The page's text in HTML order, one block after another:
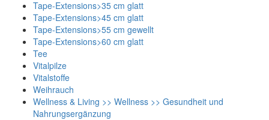
Tape-Extensions>35 cm glatt
Tape-Extensions>45 cm glatt
Tape-Extensions>55 cm gewellt
Tape-Extensions>60 cm glatt
Tee
Vitalpilze
Vitalstoffe
Weihrauch
Wellness & Living >> Wellness >> Gesundheit und
Nahrungsergänzung